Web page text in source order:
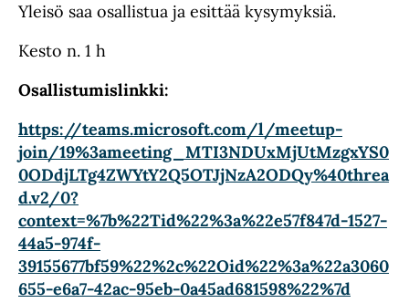
Yleisö saa osallistua ja esittää kysymyksiä.
Kesto n. 1 h
Osallistumislinkki:
https://teams.microsoft.com/l/meetup-
join/19%3ameeting_MTI3NDUxMjUtMzgxYS0
0ODdjLTg4ZWYtY2Q5OTJjNzA2ODQy%40threa
d.v2/0?
context=%7b%22Tid%22%3a%22e57f847d-1527-
44a5-974f-
39155677bf59%22%2c%22Oid%22%3a%22a3060
655-e6a7-42ac-95eb-0a45ad681598%22%7d